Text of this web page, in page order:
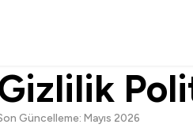
Güncelleme: Mayıs 2026